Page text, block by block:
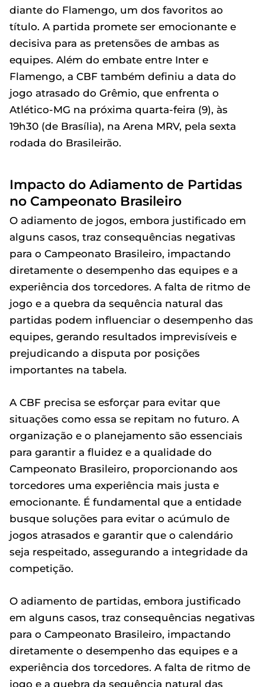
diante do Flamengo, um dos favoritos ao
título. A partida promete ser emocionante e
decisiva para as pretensões de ambas as
equipes. Além do embate entre Inter e
Flamengo, a CBF também definiu a data do
jogo atrasado do Grêmio, que enfrenta o
Atlético-MG na próxima quarta-feira (9), às
19h30 (de Brasília), na Arena MRV, pela sexta
rodada do Brasileirão.
Impacto do Adiamento de Partidas
no Campeonato Brasileiro
O adiamento de jogos, embora justificado em
alguns casos, traz consequências negativas
para o Campeonato Brasileiro, impactando
diretamente o desempenho das equipes e a
experiência dos torcedores. A falta de ritmo de
jogo e a quebra da sequência natural das
partidas podem influenciar o desempenho das
equipes, gerando resultados imprevisíveis e
prejudicando a disputa por posições
importantes na tabela.
A CBF precisa se esforçar para evitar que
situações como essa se repitam no futuro. A
organização e o planejamento são essenciais
para garantir a fluidez e a qualidade do
Campeonato Brasileiro, proporcionando aos
torcedores uma experiência mais justa e
emocionante. É fundamental que a entidade
busque soluções para evitar o acúmulo de
jogos atrasados e garantir que o calendário
seja respeitado, assegurando a integridade da
competição.
O adiamento de partidas, embora justificado
em alguns casos, traz consequências negativas
para o Campeonato Brasileiro, impactando
diretamente o desempenho das equipes e a
experiência dos torcedores. A falta de ritmo de
jogo e a quebra da sequência natural das